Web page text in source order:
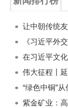
《习近平外
“绿色中铜”
紫金矿业：